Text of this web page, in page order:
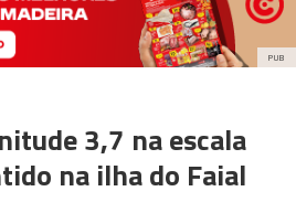
PUB
3,7 na escala
na ilha do Faial